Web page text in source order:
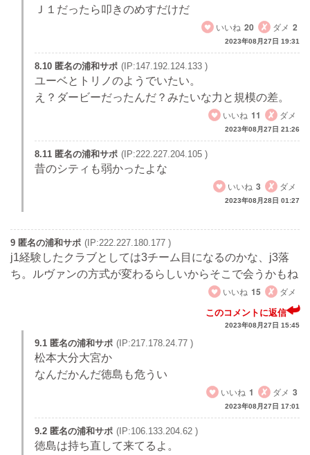
Ｊ１だったら叩きのめすだけだ
いいね 20 ダメ 2
2023年08月27日 19:31
8.10 匿名の浦和サポ (IP:147.192.124.133 )
ユーベとトリノのようでいたい。
え？ダービーだったんだ？みたいな力と規模の差。
いいね 11 ダメ
2023年08月27日 21:26
8.11 匿名の浦和サポ (IP:222.227.204.105 )
昔のシティも弱かったよな
いいね 3 ダメ
2023年08月28日 01:27
9 匿名の浦和サポ (IP:222.227.180.177 )
j1経験したクラブとしては3チーム目になるのかな、j3落
ち。ルヴァンの方式が変わるらしいからそこで会うかもね
いいね 15 ダメ
このコメントに返信
2023年08月27日 15:45
9.1 匿名の浦和サポ (IP:217.178.24.77 )
松本大分大宮か
なんだかんだ徳島も危うい
いいね 1 ダメ 3
2023年08月27日 17:01
9.2 匿名の浦和サポ (IP:106.133.204.62 )
徳島は持ち直して来てるよ。